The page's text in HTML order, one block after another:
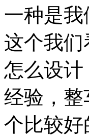
一种是
这个我
怎么设
经验，
个比较